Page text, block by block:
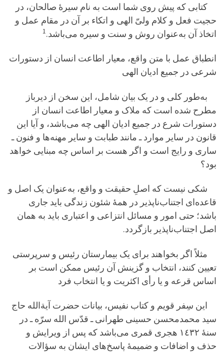
کتابی که پیش روی شما است به نام سیرۀ صالحان، در
حجیت فعل و کلام ولیّ الهی و اتکاء بر آن در مقام عمل و
اتخاذ آن به‌عنوان روش و سنت و سیره می‌باشد.1
انطباق عمل با متن واقع، معیار اطاعت انسان از دستورات
شرعی در جمیع ادیان الهی
به‌طور کلی و در یک بیان شامل، این سخن از دیرباز
مطرح شده است که ملاک و معیار اطاعت انسان از
دستورات شرع در جمیع ادیان الهی چه می‌باشد، و آیا این
قانون در سایر موارد ـ مانند طبابت و سایر مهنه‌ها و فنون ـ
ساری و رایج است و اگر هست بر اساس چه مبنایی خواهد
بود؟
شکی نیست که اصلِ حقیقت و واقع، به‌عنوان یک اصل و
قاعده‌ای اجتناب‌ناپذیر در همۀ شئون زندگی باید جاری
باشد؛ حتی امور و مسائل انتزاعی و اعتباری باید به همان
اصل اجتناب‌ناپذیر بازگردد.
مثلاً اگر بخواهند برای یک بیمارستان رئیس و سرپرستی
تعیین کنند، انتخاب و گزینش آن رئیس ممکن است بر
اساس قرعه و یا رأی اکثریت و یا انتخاب فرد
این سِفر قویم و کتاب نفیس، بیانات حضرت آیةالله حاج
سید محمدمحسن حسینی طهرانی ـ قدّس الله سرّه ـ در
سنۀ ١٤٣٢ هجری قمری می‌باشد که پس از ویرایش و
حذف و اضافات و ضمیمۀ پاسخ‌های ایشان به سؤالات